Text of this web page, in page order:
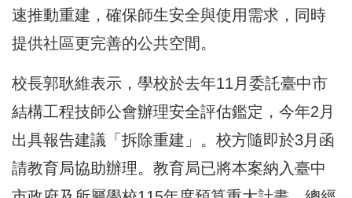
速推動重建，確保師生安全與使用需求，同時
提供社區更完善的公共空間。
校長郭耿維表示，學校於去年11月委託臺中市
結構工程技師公會辦理安全評估鑑定，今年2月
出具報告建議「拆除重建」。校方隨即於3月函
請教育局協助辦理。教育局已將本案納入臺中